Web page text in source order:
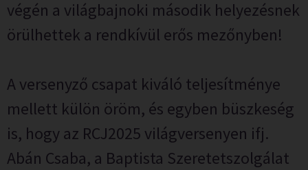
végén a világbajnoki második helyezésnek
örülhettek a rendkívül erős mezőnyben!
A versenyző csapat kiváló teljesítménye
mellett külön öröm, és egyben büszkeség
is, hogy az RCJ2025 világversenyen ifj.
Abán Csaba, a Baptista Szeretetszolgálat